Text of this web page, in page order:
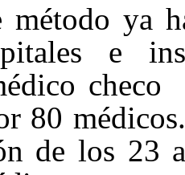
método ya
e
80
de los 23